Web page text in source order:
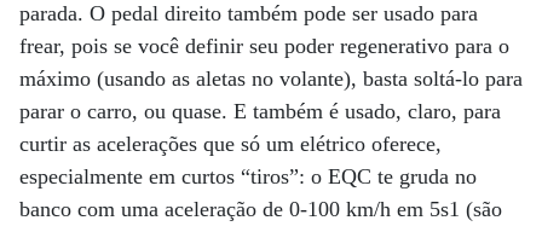
parada. O pedal direito também pode ser usado para
frear, pois se você definir seu poder regenerativo para o
máximo (usando as aletas no volante), basta soltá-lo para
parar o carro, ou quase. E também é usado, claro, para
curtir as acelerações que só um elétrico oferece,
especialmente em curtos “tiros”: o EQC te gruda no
banco com uma aceleração de 0-100 km/h em 5s1 (são